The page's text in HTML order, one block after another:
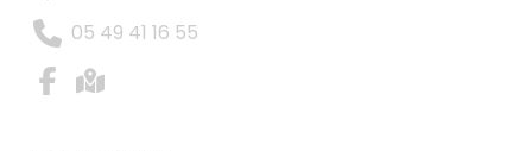
05 49 41 16 55